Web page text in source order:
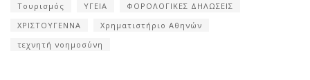
Τουρισμός
ΥΓΕΙΑ
ΦΟΡΟΛΟΓΙΚΕΣ ΔΗΛΩΣΕΙΣ
ΧΡΙΣΤΟΥΓΕΝΝΑ
Χρηματιστήριο Αθηνών
τεχνητή νοημοσύνη